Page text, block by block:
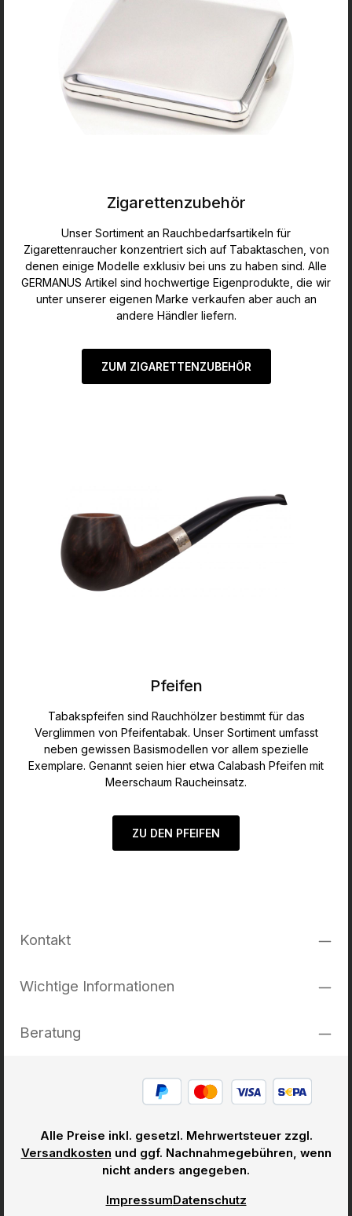
Zigarettenzubehör
Unser Sortiment an Rauchbedarfsartikeln für
Zigarettenraucher konzentriert sich auf Tabaktaschen, von
denen einige Modelle exklusiv bei uns zu haben sind. Alle
GERMANUS Artikel sind hochwertige Eigenprodukte, die wir
unter unserer eigenen Marke verkaufen aber auch an
andere Händler liefern.
ZUM ZIGARETTENZUBEHÖR
Pfeifen
Tabakspfeifen sind Rauchhölzer bestimmt für das
Verglimmen von Pfeifentabak. Unser Sortiment umfasst
neben gewissen Basismodellen vor allem spezielle
Exemplare. Genannt seien hier etwa Calabash Pfeifen mit
Meerschaum Raucheinsatz.
ZU DEN PFEIFEN
Kontakt
Wichtige Informationen
Beratung
Alle Preise inkl. gesetzl. Mehrwertsteuer zzgl.
Versandkosten und ggf. Nachnahmegebühren, wenn
nicht anders angegeben.
ImpressumDatenschutz